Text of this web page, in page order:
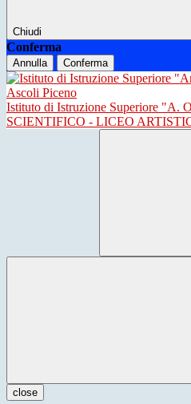
Chiudi
Conferma
Annulla Conferma
Istituto di Istruzione Superiore "A.
SCIENTIFICO - LICEO
close